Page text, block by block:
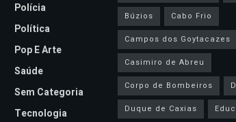
Polícia
Política
Pop E Arte
Saúde
Sem Categoria
Tecnologia
Búzios
Cabo Frio
Campos dos Goytacazes
Casimiro de Abreu
Corpo de Bombeiros
Duque de Caxias